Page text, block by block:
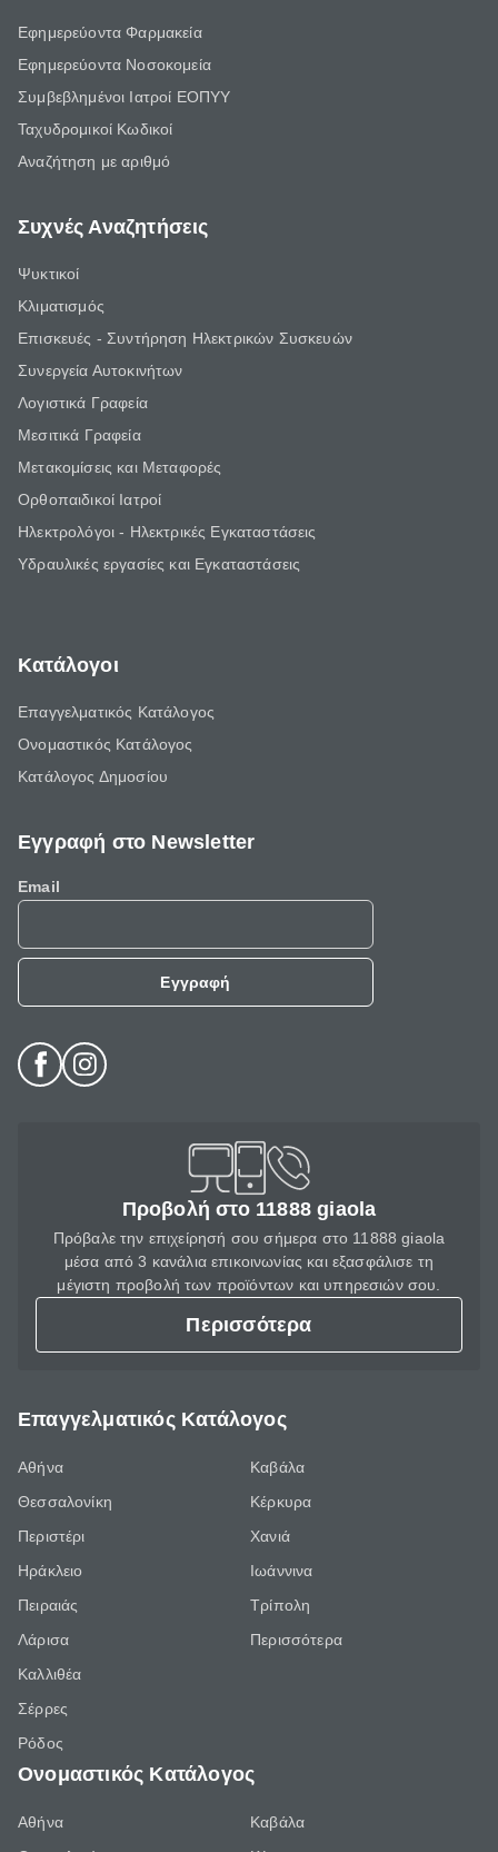
Εφημερεύοντα Φαρμακεία
Εφημερεύοντα Νοσοκομεία
Συμβεβλημένοι Ιατροί ΕΟΠΥΥ
Ταχυδρομικοί Κωδικοί
Αναζήτηση με αριθμό
Συχνές Αναζητήσεις
Ψυκτικοί
Κλιματισμός
Επισκευές - Συντήρηση Ηλεκτρικών Συσκευών
Συνεργεία Αυτοκινήτων
Λογιστικά Γραφεία
Μεσιτικά Γραφεία
Μετακομίσεις και Μεταφορές
Ορθοπαιδικοί Ιατροί
Ηλεκτρολόγοι - Ηλεκτρικές Εγκαταστάσεις
Υδραυλικές εργασίες και Εγκαταστάσεις
Κατάλογοι
Επαγγελματικός Κατάλογος
Ονομαστικός Κατάλογος
Κατάλογος Δημοσίου
Εγγραφή στο Newsletter
Email
Εγγραφή
Προβολή στο 11888 giaola
Πρόβαλε την επιχείρησή σου σήμερα στο 11888 giaola
μέσα από 3 κανάλια επικοινωνίας και εξασφάλισε τη
μέγιστη προβολή των προϊόντων και υπηρεσιών σου.
Περισσότερα
Επαγγελματικός Κατάλογος
Αθήνα
Θεσσαλονίκη
Περιστέρι
Ηράκλειο
Πειραιάς
Λάρισα
Καλλιθέα
Σέρρες
Ρόδος
Καβάλα
Κέρκυρα
Χανιά
Ιωάννινα
Τρίπολη
Περισσότερα
Ονομαστικός Κατάλογος
Αθήνα
Καβάλα